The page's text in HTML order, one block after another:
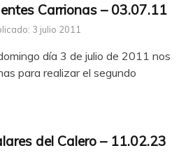
Carrionas – 03.07.11
3 julio 2011
día 3 de julio de 2011 nos
para realizar el segundo
del Calero – 11.02.23